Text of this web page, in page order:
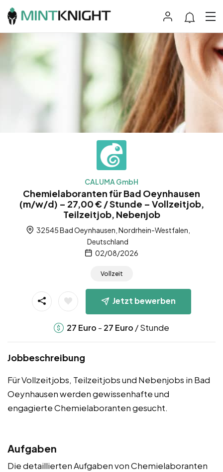
CALUMA GmbH
Chemielaboranten für Bad Oeynhausen
(m/w/d) – 27,00 € / Stunde – Vollzeitjob,
Teilzeitjob, Nebenjob
32545 Bad Oeynhausen, Nordrhein-Westfalen,
Deutschland
02/08/2026
Vollzeit
Jetzt bewerben
27 Euro - 27 Euro / Stunde
Jobbeschreibung
Für Vollzeitjobs, Teilzeitjobs und Nebenjobs in Bad
Oeynhausen werden gewissenhafte und
engagierte Chemielaboranten gesucht.
Aufgaben
Die detaillierten Aufgaben von Chemielaboranten